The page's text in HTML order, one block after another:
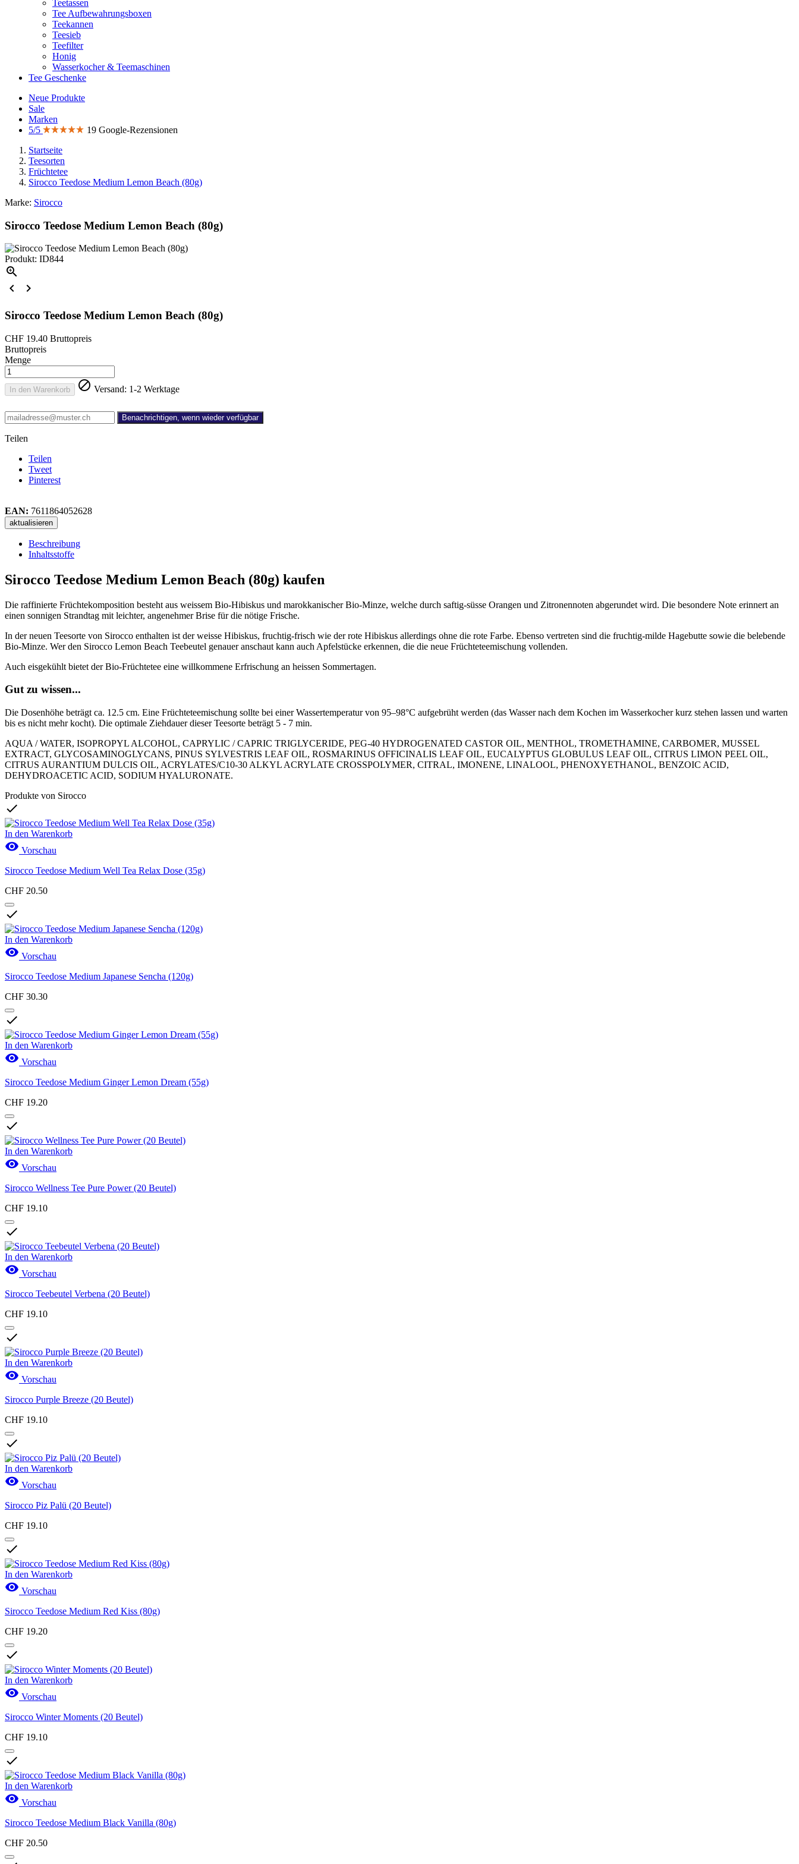
Teetassen
Tee Aufbewahrungsboxen
Teekannen
Teesieb
Teefilter
Honig
Wasserkocher & Teemaschinen
Tee Geschenke
Neue Produkte
Sale
Marken
5/5
19 Google-Rezensionen
Startseite
Teesorten
Früchtetee
Sirocco Teedose Medium Lemon Beach (80g)
Marke: Sirocco
Sirocco Teedose Medium Lemon Beach (80g)
Produkt: ID844



Sirocco Teedose Medium Lemon Beach (80g)
CHF 19.40 Bruttopreis
Bruttopreis
Menge
In den Warenkorb  Versand: 1-2 Werktage
Benachrichtigen, wenn wieder verfügbar
Teilen
Teilen
Tweet
Pinterest
EAN: 7611864052628
Beschreibung
Inhaltsstoffe
Sirocco Teedose Medium Lemon Beach (80g) kaufen
Die raffinierte Früchtekomposition besteht aus weissem Bio-Hibiskus und marokkanischer Bio-Minze, welche durch saftig-süsse Orangen und Zitronennoten abgerundet wird. Die besondere Note erinnert an
einen sonnigen Strandtag mit leichter, angenehmer Brise für die nötige Frische.
In der neuen Teesorte von Sirocco enthalten ist der weisse Hibiskus, fruchtig-frisch wie der rote Hibiskus allerdings ohne die rote Farbe. Ebenso vertreten sind die fruchtig-milde Hagebutte sowie die belebende
Bio-Minze. Wer den Sirocco Lemon Beach Teebeutel genauer anschaut kann auch Apfelstücke erkennen, die die neue Früchteteemischung vollenden.
Auch eisgekühlt bietet der Bio-Früchtetee eine willkommene Erfrischung an heissen Sommertagen.
Gut zu wissen...
Die Dosenhöhe beträgt ca. 12.5 cm. Eine Früchteteemischung sollte bei einer Wassertemperatur von 95–98°C aufgebrüht werden (das Wasser nach dem Kochen im Wasserkocher kurz stehen lassen und warten
bis es nicht mehr kocht). Die optimale Ziehdauer dieser Teesorte beträgt 5 - 7 min.
AQUA / WATER, ISOPROPYL ALCOHOL, CAPRYLIC / CAPRIC TRIGLYCERIDE, PEG-40 HYDROGENATED CASTOR OIL, MENTHOL, TROMETHAMINE, CARBOMER, MUSSEL
EXTRACT, GLYCOSAMINOGLYCANS, PINUS SYLVESTRIS LEAF OIL, ROSMARINUS OFFICINALIS LEAF OIL, EUCALYPTUS GLOBULUS LEAF OIL, CITRUS LIMON PEEL OIL,
CITRUS AURANTIUM DULCIS OIL, ACRYLATES/C10-30 ALKYL ACRYLATE CROSSPOLYMER, CITRAL, IMONENE, LINALOOL, PHENOXYETHANOL, BENZOIC ACID,
DEHYDROACETIC ACID, SODIUM HYALURONATE.
Produkte von Sirocco

In den Warenkorb
 Vorschau
Sirocco Teedose Medium Well Tea Relax Dose (35g)
CHF 20.50

In den Warenkorb
 Vorschau
Sirocco Teedose Medium Japanese Sencha (120g)
CHF 30.30

In den Warenkorb
 Vorschau
Sirocco Teedose Medium Ginger Lemon Dream (55g)
CHF 19.20

In den Warenkorb
 Vorschau
Sirocco Wellness Tee Pure Power (20 Beutel)
CHF 19.10

In den Warenkorb
 Vorschau
Sirocco Teebeutel Verbena (20 Beutel)
CHF 19.10

In den Warenkorb
 Vorschau
Sirocco Purple Breeze (20 Beutel)
CHF 19.10

In den Warenkorb
 Vorschau
Sirocco Piz Palü (20 Beutel)
CHF 19.10

In den Warenkorb
 Vorschau
Sirocco Teedose Medium Red Kiss (80g)
CHF 19.20

In den Warenkorb
 Vorschau
Sirocco Winter Moments (20 Beutel)
CHF 19.10

In den Warenkorb
 Vorschau
Sirocco Teedose Medium Black Vanilla (80g)
CHF 20.50